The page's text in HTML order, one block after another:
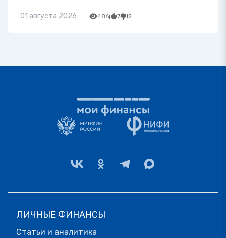
01 августа 2026 486 7 2
ЛИЧНЫЕ ФИНАНСЫ
Статьи и аналитика